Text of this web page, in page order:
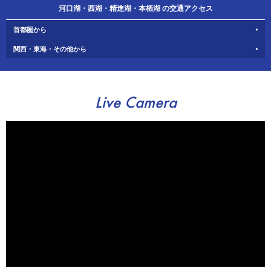
河口湖・西湖・精進湖・本栖湖 の交通アクセス
首都圏から
関西・東海・その他から
Live Camera